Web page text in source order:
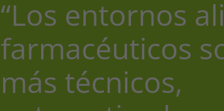
“Los entornos
farmacéuticos
más técnicos,